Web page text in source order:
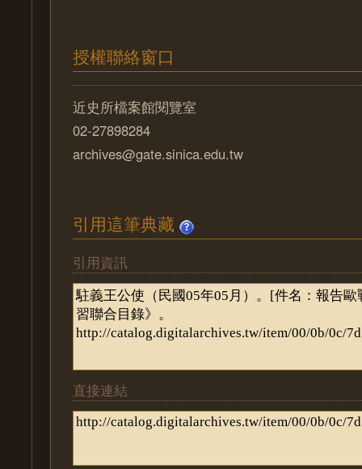
授權聯絡窗口
近史所檔案館閱覽室
02-27898284
archives@gate.sinica.edu.tw
引用這筆典藏
引用資訊
直接連結